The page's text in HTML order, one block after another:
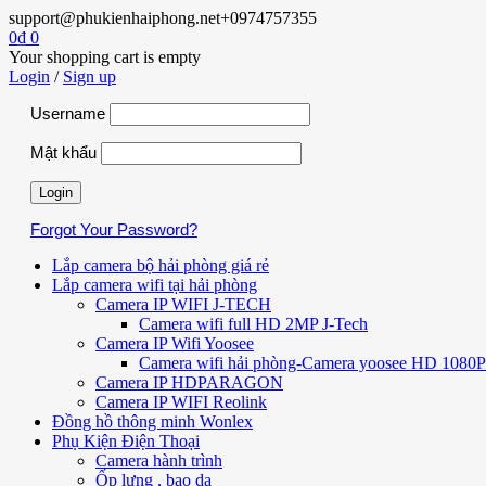
support@phukienhaiphong.net+0974757355
0₫ 0
Your shopping cart is empty
Login / Sign up
Username
Mật khẩu
Forgot Your Password?
Lắp camera bộ hải phòng giá rẻ
Lắp camera wifi tại hải phòng
Camera IP WIFI J-TECH
Camera wifi full HD 2MP J-Tech
Camera IP Wifi Yoosee
Camera wifi hải phòng-Camera yoosee HD
Camera IP HDPARAGON
Camera IP WIFI Reolink
Đồng hồ thông minh Wonlex
Phụ Kiện Điện Thoại
Camera hành trình
Ốp lưng , bao da